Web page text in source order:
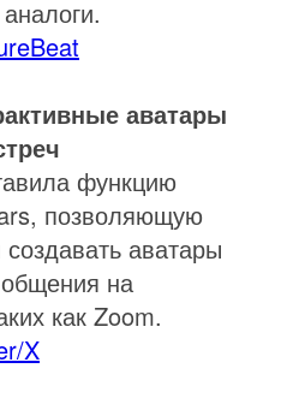
аватары
функцию
позволяющую
аватары
на
как Zoom.
X